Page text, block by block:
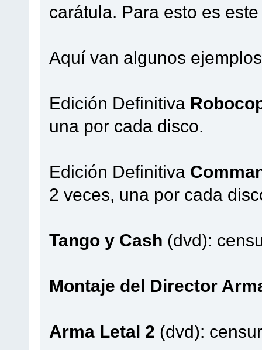
carátula. Para esto es
Aquí van algunos
Edición Definitiva
una por cada disco.
Edición Definitiva
2 veces, una por cada
Tango y Cash (dvd):
Montaje del Director
Arma Letal 2 (dvd):